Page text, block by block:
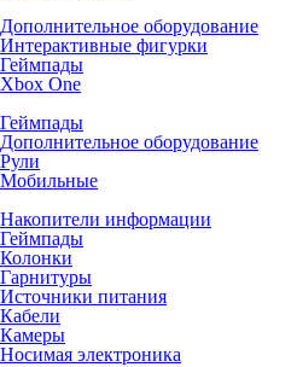
Дополнительное оборудование
Интерактивные фигурки
Геймпады
Xbox One
Геймпады
Дополнительное оборудование
Рули
Мобильные
Накопители информации
Геймпады
Колонки
Гарнитуры
Источники питания
Кабели
Камеры
Носимая электроника